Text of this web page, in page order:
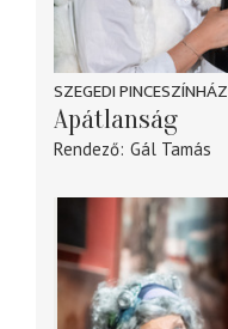
SZEGEDI PINCESZÍNHÁZ
Apátlanság
Rendező Gál Tamás